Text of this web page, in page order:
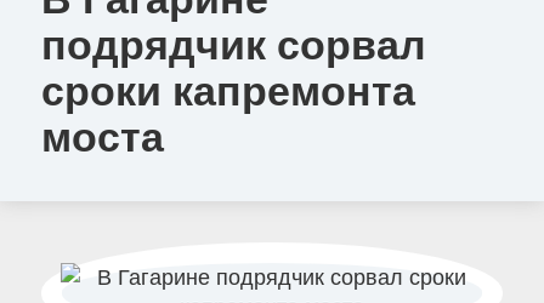
подрядчик сорвал
сроки капремонта
моста